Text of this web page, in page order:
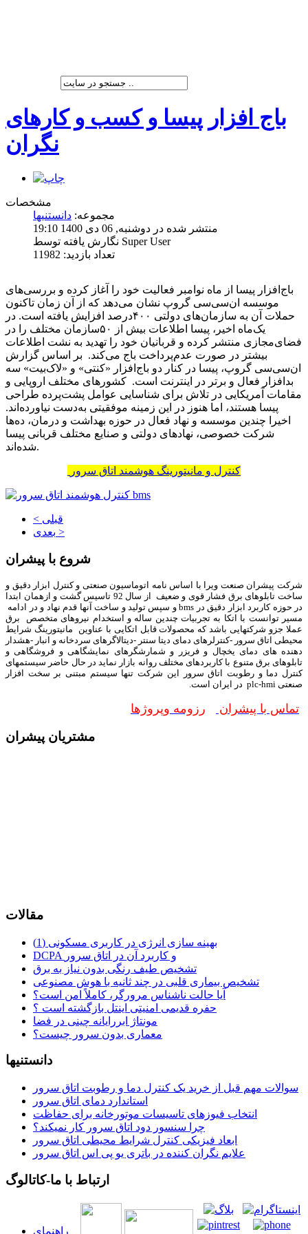
باج افزار پیسا و کسب و کارهای
نگران
مشخصات
مجموعه: دانستنیها
منتشر شده در دوشنبه, 06 دی 1400 19:10
نگارش یافته توسط Super User
تعداد بازدید: 11982
باج‌افزار پیسا از ‌ماه نوامبر فعالیت خود را آغاز کرده و بررسی‌‌‌‌‌‌‌‌های
موسسه ان‌سی‌سی گروپ نشان می‌دهد که از آن زمان تاکنون
حملات آن به سازمان‌های دولتی ۴۰۰‌درصد افزایش یافته است. در
یک‌ماه اخیر، پیسا اطلاعات بیش از ۵۰سازمان مختلف را در
فضای‌مجازی منتشر کرده و قربانیان خود را تهدید به نشت اطلاعات
بیشتر در صورت عدم‌پرداخت باج می‌کند. بر اساس گزارش
ان‌سی‌سی گروپ، پیسا در کنار دو باج‌افزار «کنتی» و «لاک‌‌‌‌‌‌‌‌بیت» سه
بدافزار فعال و برتر در اینترنت است. کشورهای مختلف اروپایی و
مقامات آمریکایی در تلاش برای شناسایی عوامل پشت‌پرده طراحی
پیسا هستند، اما هنوز در این زمینه موفقیتی به‌دست نیاورده‌‌‌‌‌‌‌‌اند.
اخیرا چندین موسسه و نهاد فعال در حوزه بهداشت و درمان، ده‌‌‌‌‌‌‌‌ها
شرکت خصوصی، نهادهای دولتی و صنایع مختلف قربانی پیسا
شده‌اند.
کنترل و مانیتورینگ هوشمند اتاق سرور
< قبلی
بعدی >
شروع با پیشران
شرکت پیشران صنعت ویرا با اساس نامه اتوماسیون صنعتی و کنترل ابزار دقیق و
ساخت تابلوهای برق فشار قوی و ضعیف از سال 92 تاسیس گشت و ازهمان ابتدا
در حوزه کاربرد ابزار دقیق در bms و سپس تولید و ساخت آنها قدم نهاد و در ادامه
مسیر توانست با اتکا به تجربیات چندین ساله و استخدام نیروهای متخصص برق
عملا جزو شرکتهایی باشد که محصولات قابل اتکایی با عناوین مانیتورینگ شرایط
محیطی اتاق سرور -کنترلرهای دمای دیتا سنتر -دیتالاگرهای سردخانه و انبار -هشدار
دهنده های دمای یخچال و فریزر و شمارشگرهای نمایشگاهی و فروشگاهی و
تابلوهای برق متنوع با کاربردهای مختلف روانه بازار نماید در حال حاضر سیستمهای
کنترل دما و رطوبت اتاق سرور این شرکت تنها سیستم مبتنی بر سخت افزار
صنعتی plc-hmi در ایران است.
تماس با پیشران رزومه وپروژها
مشتریان پیشران
مقالات
بهینه سازی انرژی در کاربری مسکونی (1)
DCPA و کاربرد آن در اتاق سرور
تشخیص طیف رنگی بدون نیاز به برق
تشخیص بیماری قلبی در چند ثانیه با هوش مصنوعی
آیا حالت ناشناس مرورگر، کاملاً امن است؟
حفره قدیمی امنیتی اینتل بازگشته است ؟
مونتاژ ابررایانه چینی در فضا
معماری بدون سرور چیست؟
دانستنیها
سوالات مهم قبل از خرید یک کنترل دما و رطوبت اتاق سرور
استاندارد دمای اتاق سرور
انتخاب فیوزهای تاسیسات موتورخانه برای حفاظت
چرا سنسور دود اتاق سرور کار نمیکند؟
ابعاد فیزیکی کنترل شرایط محیطی اتاق سرور
علایم نگران کننده در باتری یو پی اس اتاق سرور
ارتباط با ما-کاتالوگ
راهنمای